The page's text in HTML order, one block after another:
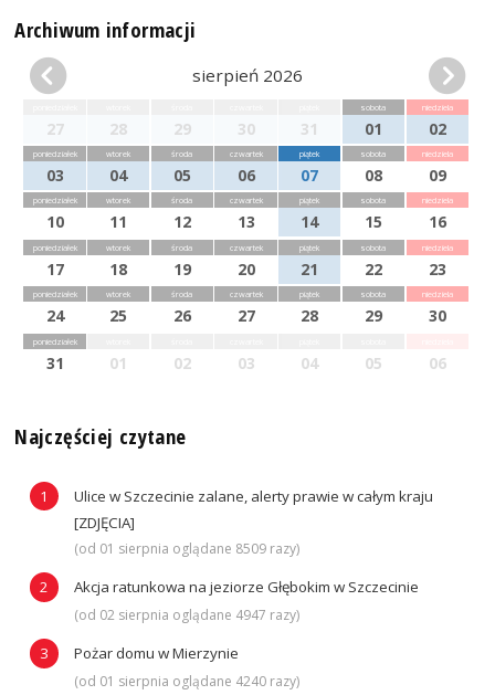
Archiwum informacji
sierpień 2026
27 28 29 30 31
sobota
01
niedziela
02
poniedziałek
03
wtorek
04
środa
05
czwartek
06
piątek
07
sobota
08
niedziela
09
poniedziałek
10
wtorek
11
środa
12
czwartek
13
piątek
14
sobota
15
niedziela
16
poniedziałek
17
wtorek
18
środa
19
czwartek
20
piątek
21
sobota
22
niedziela
23
poniedziałek
24
wtorek
25
środa
26
czwartek
27
piątek
28
sobota
29
niedziela
30
poniedziałek
31 01 02 03 04 05 06
Najczęściej czytane
Ulice w Szczecinie zalane, alerty prawie w całym kraju
[ZDJĘCIA]
(od 01 sierpnia oglądane 8509 razy)
Akcja ratunkowa na jeziorze Głębokim w Szczecinie
(od 02 sierpnia oglądane 4947 razy)
Pożar domu w Mierzynie
(od 01 sierpnia oglądane 4240 razy)